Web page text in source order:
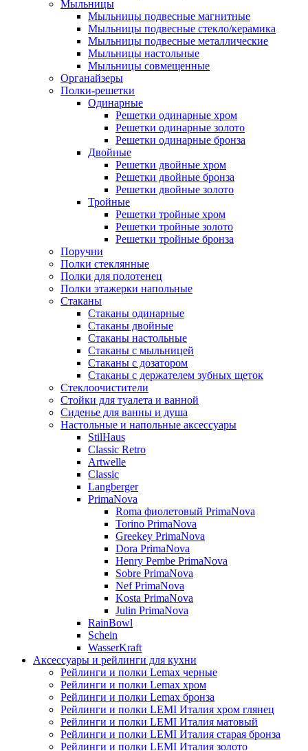
Мыльницы
Мыльницы подвесные магнитные
Мыльницы подвесные стекло/керамика
Мыльницы подвесные металлические
Мыльницы настольные
Мыльницы совмещенные
Органайзеры
Полки-решетки
Одинарные
Решетки одинарные хром
Решетки одинарные золото
Решетки одинарные бронза
Двойные
Решетки двойные хром
Решетки двойные бронза
Решетки двойные золото
Тройные
Решетки тройные хром
Решетки тройные золото
Решетки тройные бронза
Поручни
Полки стеклянные
Полки для полотенец
Полки этажерки напольные
Стаканы
Стаканы одинарные
Стаканы двойные
Стаканы настольные
Стаканы с мыльницей
Стаканы с дозатором
Стаканы с держателем зубных щеток
Стеклоочистители
Стойки для туалета и ванной
Сиденье для ванны и душа
Настольные и напольные аксессуары
StilHaus
Classic Retro
Artwelle
Classic
Langberger
PrimaNova
Roma фиолетовый PrimaNova
Torino PrimaNova
Greekey PrimaNova
Dora PrimaNova
Henry Pembe PrimaNova
Sobre PrimaNova
Nef PrimaNova
Kosta PrimaNova
Julin PrimaNova
RainBowl
Schein
WasserKraft
Аксессуары и рейлинги для кухни
Рейлинги и полки Lemax черные
Рейлинги и полки Lemax хром
Рейлинги и полки Lemax бронза
Рейлинги и полки LEMI Италия хром глянец
Рейлинги и полки LEMI Италия матовый
Рейлинги и полки LEMI Италия старая бронза
Рейлинги и полки LEMI Италия золото